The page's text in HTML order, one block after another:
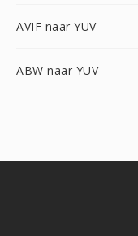
AVIF naar YUV
ABW naar YUV